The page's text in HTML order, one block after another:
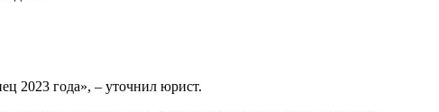
2023 года», – уточнил юрист.